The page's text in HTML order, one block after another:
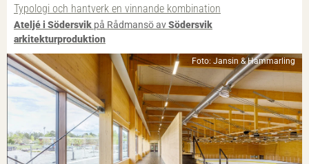
Typologi och hantverk en vinnande kombination
Ateljé i Södersvik på Rådmansö avSödersvik
arkitekturproduktion
Foto: Jansin & Hammarling